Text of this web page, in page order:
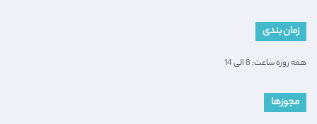
زمان بندی
همه روزه ساعت: 8 الی 14
مجوزها